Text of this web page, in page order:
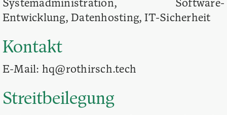
Systemadministration, Software-
Entwicklung, Datenhosting, IT-Sicherheit
Kontakt
E-Mail: hq@rothirsch.tech
Streitbeilegung